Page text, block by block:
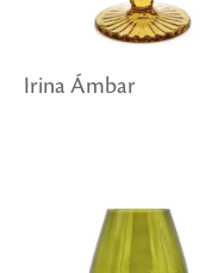
Irina Ámbar